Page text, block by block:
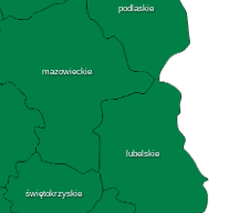
mazowieckie
podlaskie
lubelskie
świętokrzyskie